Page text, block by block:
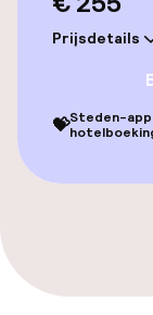
Overal
Voor
Prijsdetails
💝Steden-app